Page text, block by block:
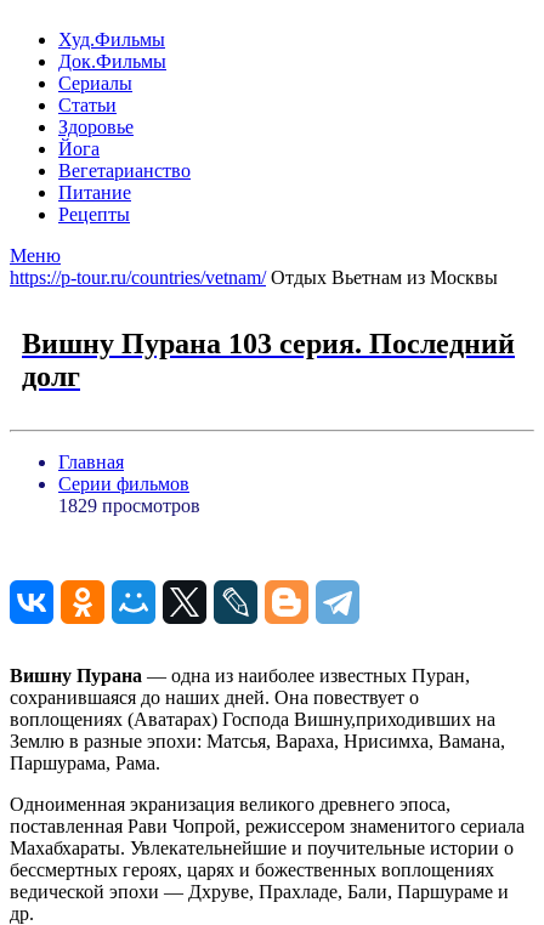
Худ.Фильмы
Док.Фильмы
Сериалы
Статьи
Здоровье
Йога
Вегетарианство
Питание
Рецепты
Меню
https://p-tour.ru/countries/vetnam/Отдых Вьетнам из Москвы
Вишну Пурана 103 серия. Последний
долг
Главная
Серии фильмов
1829 просмотров
Вишну Пурана — одна из наиболее известных Пуран,
сохранившаяся до наших дней. Она повествует о
воплощениях (Аватарах) Господа Вишну,приходивших на
Землю в разные эпохи: Матсья, Вараха, Нрисимха, Вамана,
Паршурама, Рама.
Одноименная экранизация великого древнего эпоса,
поставленная Рави Чопрой, режиссером знаменитого сериала
Махабхараты. Увлекательнейшие и поучительные истории о
бессмертных героях, царях и божественных воплощениях
ведической эпохи — Дхруве, Прахладе, Бали, Паршураме и
др.